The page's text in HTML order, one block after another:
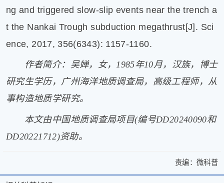
ng and triggered slow-slip events near the trench a
t the Nankai Trough subduction megathrust[J]. Sci
ence, 2017, 356(6343): 1157-1160.
作者简介：吴婵，女，1985年10月，汉族，博士
研究生学历，广州海洋地质调查局，高级工程师，从
事构造地质学研究。
本文由中国地质调查局项目(编号DD20240090和
DD20221712)资助。
责编： 微科普
为
>
为